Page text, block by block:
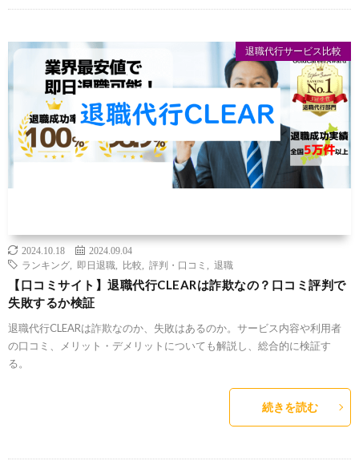
退職代行サービス比較
2024.10.18
2024.09.04
ランキング
即日退職 比較 評判・口コミ 退職
【口コミサイト】退職代行CLEARは詐欺なの？口コミ評判で
失敗するか検証
退職代行CLEARは詐欺なのか、失敗はあるのか。サービス内容や利用者
の口コミ、メリット・デメリットについても解説し、総合的に検証す
る。
続きを読む